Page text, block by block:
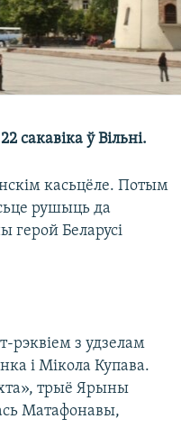
сакавіка ў Вільні.
касьцёле. Потым
рушыць да
Беларусі
рэквіем з удзелам
і Мікола Купава.
трыё Ярыны
Матафонавы,